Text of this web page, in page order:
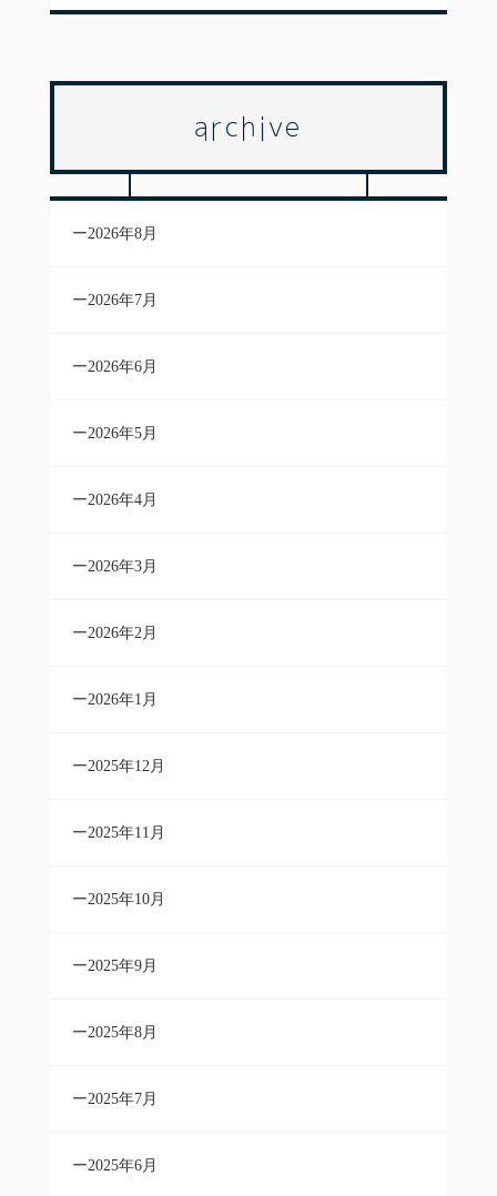
archive
2026年8月
2026年7月
2026年6月
2026年5月
2026年4月
2026年3月
2026年2月
2026年1月
2025年12月
2025年11月
2025年10月
2025年9月
2025年8月
2025年7月
2025年6月